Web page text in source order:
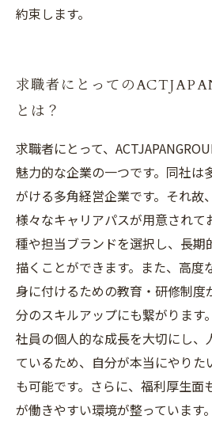
約束します。
求職者にとっての
とは？
求職者にとって、
魅力的な企業の一つです。同社は
がける多角経営企業です。それ故
様々なキャリアパスが用意されて
種や担当ブランドを選択し、長期
描くことができます。また、高度
身に付けるための教育・研修制度
分のスキルアップにも繋がります
社員の個人的な成長を大切にし、
ているため、自分が本当にやりた
も可能です。さらに、福利厚生面
が働きやすい環境が整っています